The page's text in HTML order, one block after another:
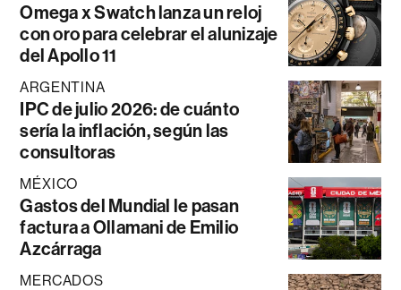
Omega x Swatch lanza un reloj
con oro para celebrar el alunizaje
del Apollo 11
ARGENTINA
IPC de julio 2026: de cuánto
sería la inflación, según las
consultoras
MÉXICO
Gastos del Mundial le pasan
factura a Ollamani de Emilio
Azcárraga
MERCADOS